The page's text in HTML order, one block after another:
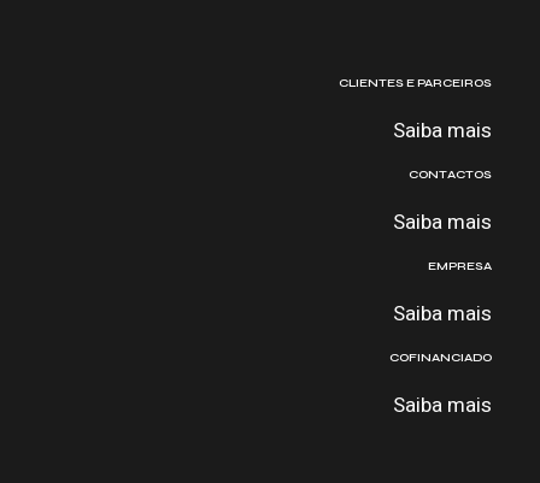
CLIENTES E PARCEIROS
Saiba mais
CONTACTOS
Saiba mais
EMPRESA
Saiba mais
COFINANCIADO
Saiba mais